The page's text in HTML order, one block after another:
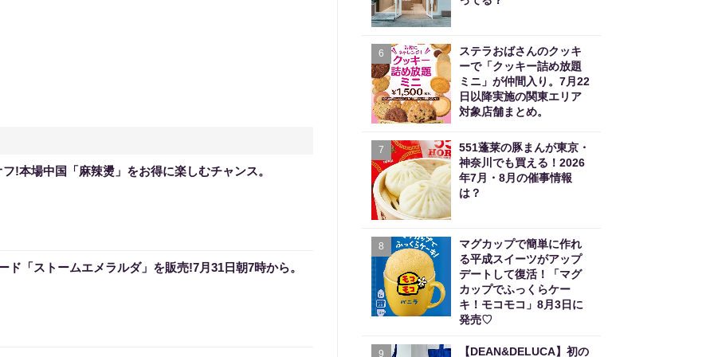
!本場中国「麻辣燙」をお得に楽しむチャンス。
ド「ストームエメラルダ」を販売!7月31日朝7時から。
6
ステラおばさんのクッキ
ーで「クッキー詰め放題
ミニ」が仲間入り。7月22
日以降実施の関東エリア
対象店舗まとめ。
7
551蓬莱の豚まんが東京・
神奈川でも買える！2026
年7月・8月の催事情報
は？
8
マグカップで簡単に作れ
る平成スイーツがアップ
デートして復活！「マグ
カップでふっくらケー
キ！モコモコ」8月3日に
発売♡
9 【DEAN&DELUCA】初の